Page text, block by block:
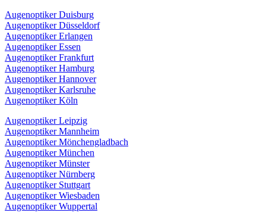
Augenoptiker Duisburg
Augenoptiker Düsseldorf
Augenoptiker Erlangen
Augenoptiker Essen
Augenoptiker Frankfurt
Augenoptiker Hamburg
Augenoptiker Hannover
Augenoptiker Karlsruhe
Augenoptiker Köln
Augenoptiker Leipzig
Augenoptiker Mannheim
Augenoptiker Mönchengladbach
Augenoptiker München
Augenoptiker Münster
Augenoptiker Nürnberg
Augenoptiker Stuttgart
Augenoptiker Wiesbaden
Augenoptiker Wuppertal